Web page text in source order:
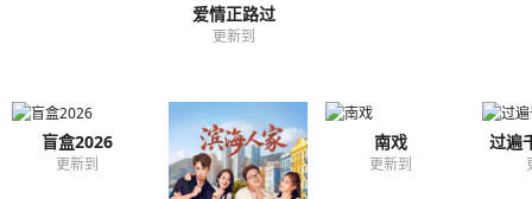
爱情正路过
更新到
盲盒2026
更新到
南戏
更新到
过遍